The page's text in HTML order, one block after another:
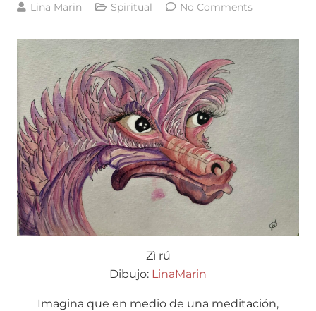
Lina Marin Spiritual No Comments
Zì rú
Dibujo: LinaMarin
Imagina que en medio de una meditación,